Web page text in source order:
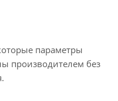
параметры
производителем без